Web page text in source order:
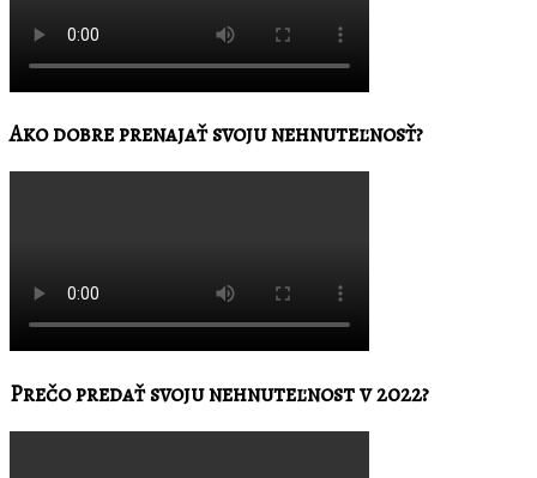
Ako dobre prenajať svoju nehnuteľnosť?
Prečo predať svoju nehnuteľnost v 2022?